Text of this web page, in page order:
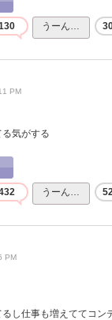
うーん…
PM
気がする
うーん…
PM
し仕事も増えててコン